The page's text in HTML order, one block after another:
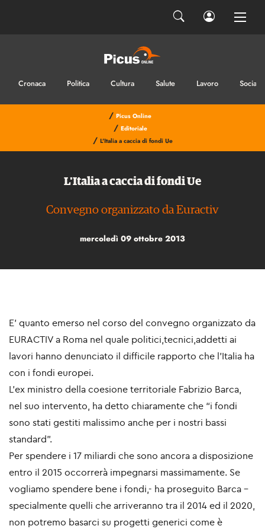
Cronaca Politica Cultura Salute Lavoro Sociale
/ Picus Online
/ Editoriale
/ L'Italia a caccia di fondi Ue
L'Italia a caccia di fondi Ue
Convegno organizzato da Euractiv
mercoledì 09 ottobre 2013
E’ quanto emerso nel corso del convegno organizzato da
EURACTIV a Roma nel quale politici,tecnici,addetti ai
lavori hanno denunciato il difficile rapporto che l’Italia ha
con i fondi europei.
L’ex ministro della coesione territoriale Fabrizio Barca,
nel suo intervento, ha detto chiaramente che “i fondi
sono stati gestiti malissimo anche per i nostri bassi
standard”.
Per spendere i 17 miliardi che sono ancora a disposizione
entro il 2015 occorrerà impegnarsi massimamente. Se
vogliamo spendere bene i fondi,- ha proseguito Barca -
specialmente quelli che arriveranno tra il 2014 ed il 2020,
non potremo basarci su progetti generici come è